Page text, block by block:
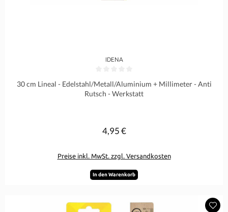
IDENA
30 cm Lineal - Edelstahl/Metall/Aluminium + Millimeter - Anti
Rutsch - Werkstatt
Regulärer Preis:
4,95 €
Preise inkl. MwSt. zzgl. Versandkosten
In den Warenkorb